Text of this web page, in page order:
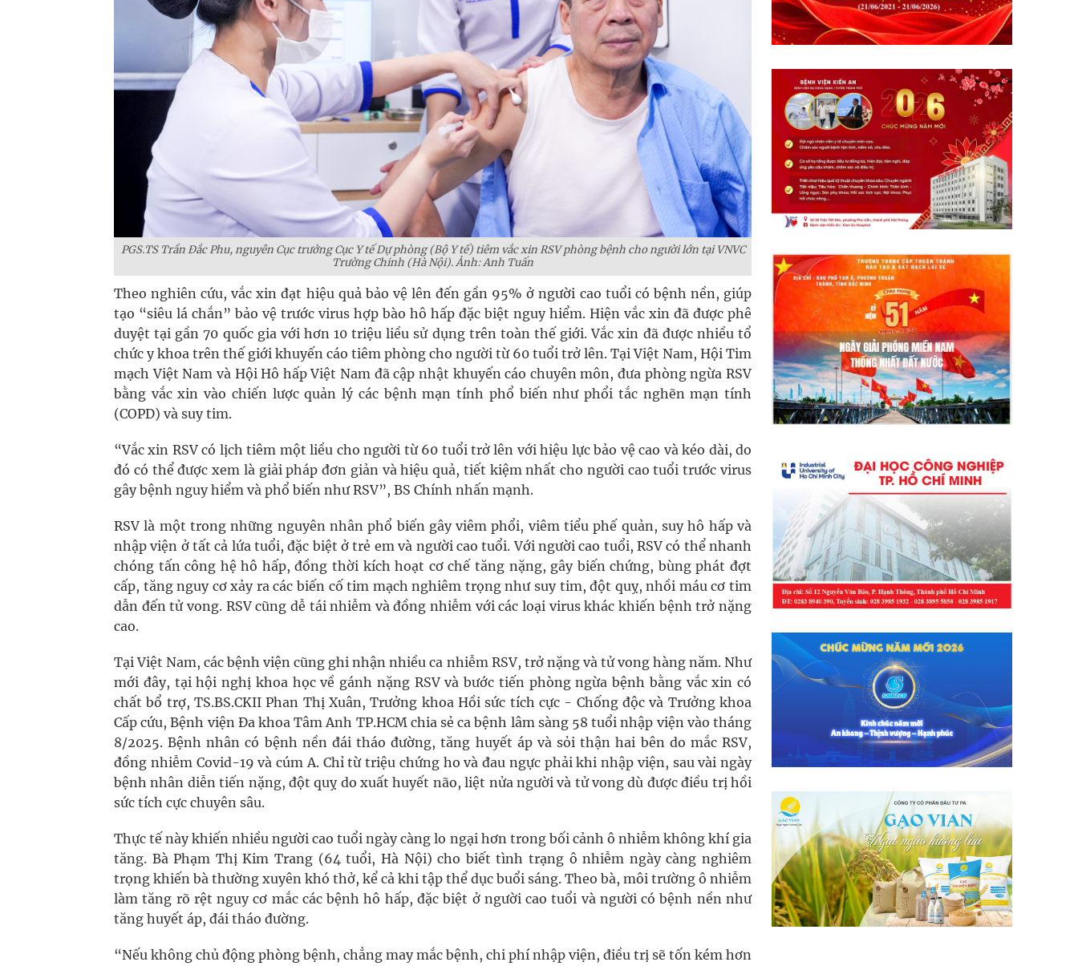
PGS.TS Trần Đắc Phu, nguyên Cục trưởng Cục Y tế Dự phòng (Bộ Y tế) tiêm vắc xin RSV phòng bệnh cho người lớn tại VNVC
Trường Chinh (Hà Nội). Ảnh: Anh Tuấn
Theo nghiên cứu, vắc xin đạt hiệu quả bảo vệ lên đến gần 95% ở người cao tuổi có bệnh nền, giúp
tạo “siêu lá chắn” bảo vệ trước virus hợp bào hô hấp đặc biệt nguy hiểm. Hiện vắc xin đã được phê
duyệt tại gần 70 quốc gia với hơn 10 triệu liều sử dụng trên toàn thế giới. Vắc xin đã được nhiều tổ
chức y khoa trên thế giới khuyến cáo tiêm phòng cho người từ 60 tuổi trở lên. Tại Việt Nam, Hội Tim
mạch Việt Nam và Hội Hô hấp Việt Nam đã cập nhật khuyến cáo chuyên môn, đưa phòng ngừa RSV
bằng vắc xin vào chiến lược quản lý các bệnh mạn tính phổ biến như phổi tắc nghẽn mạn tính
(COPD) và suy tim.
“Vắc xin RSV có lịch tiêm một liều cho người từ 60 tuổi trở lên với hiệu lực bảo vệ cao và kéo dài, do
đó có thể được xem là giải pháp đơn giản và hiệu quả, tiết kiệm nhất cho người cao tuổi trước virus
gây bệnh nguy hiểm và phổ biến như RSV”, BS Chính nhấn mạnh.
RSV là một trong những nguyên nhân phổ biến gây viêm phổi, viêm tiểu phế quản, suy hô hấp và
nhập viện ở tất cả lứa tuổi, đặc biệt ở trẻ em và người cao tuổi. Với người cao tuổi, RSV có thể nhanh
chóng tấn công hệ hô hấp, đồng thời kích hoạt cơ chế tăng nặng, gây biến chứng, bùng phát đợt
cấp, tăng nguy cơ xảy ra các biến cố tim mạch nghiêm trọng như suy tim, đột quỵ, nhồi máu cơ tim
dẫn đến tử vong. RSV cũng dễ tái nhiễm và đồng nhiễm với các loại virus khác khiến bệnh trở nặng
cao.
Tại Việt Nam, các bệnh viện cũng ghi nhận nhiều ca nhiễm RSV, trở nặng và tử vong hàng năm. Như
mới đây, tại hội nghị khoa học về gánh nặng RSV và bước tiến phòng ngừa bệnh bằng vắc xin có
chất bổ trợ, TS.BS.CKII Phan Thị Xuân, Trưởng khoa Hồi sức tích cực - Chống độc và Trưởng khoa
Cấp cứu, Bệnh viện Đa khoa Tâm Anh TP.HCM chia sẻ ca bệnh lâm sàng 58 tuổi nhập viện vào tháng
8/2025. Bệnh nhân có bệnh nền đái tháo đường, tăng huyết áp và sỏi thận hai bên do mắc RSV,
đồng nhiễm Covid-19 và cúm A. Chỉ từ triệu chứng ho và đau ngực phải khi nhập viện, sau vài ngày
bệnh nhân diễn tiến nặng, đột quỵ do xuất huyết não, liệt nửa người và tử vong dù được điều trị hồi
sức tích cực chuyên sâu.
Thực tế này khiến nhiều người cao tuổi ngày càng lo ngại hơn trong bối cảnh ô nhiễm không khí gia
tăng. Bà Phạm Thị Kim Trang (64 tuổi, Hà Nội) cho biết tình trạng ô nhiễm ngày càng nghiêm
trọng khiến bà thường xuyên khó thở, kể cả khi tập thể dục buổi sáng. Theo bà, môi trường ô nhiễm
làm tăng rõ rệt nguy cơ mắc các bệnh hô hấp, đặc biệt ở người cao tuổi và người có bệnh nền như
tăng huyết áp, đái tháo đường.
“Nếu không chủ động phòng bệnh, chẳng may mắc bệnh, chi phí nhập viện, điều trị sẽ tốn kém hơn